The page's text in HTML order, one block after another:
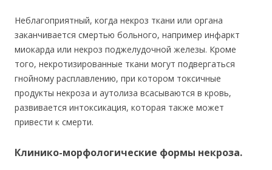
Неблагоприятный, когда некроз ткани или органа
заканчивается смертью больного, например инфаркт
миокарда или некроз поджелудочной железы. Кроме
того, некротизированные ткани могут подвергаться
гнойному расплавлению, при котором токсичные
продукты некроза и аутолиза всасываются в кровь,
развивается интоксикация, которая также может
привести к смерти.
Клинико-морфологические формы некроза.